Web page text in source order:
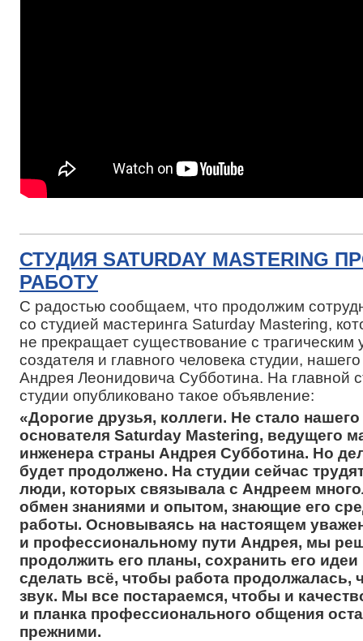
СТУДИЯ SATURDAY MASTERING
РАБОТУ
С радостью сообщаем, что продолжим
со студией мастеринга Saturday Mastering,
не прекращает существование с трагическим
создателя и главного человека студии,
Андрея Леонидовича Субботина. На главной
студии опубликовано такое объявление:
«Дорогие друзья, коллеги. Не стало нашего
основателя Saturday Mastering, ведущего
инженера страны Андрея Субботина. Но
будет продолжено. На студии сейчас
люди, которых связывала с Андреем
обмен знаниями и опытом, знающие его
работы. Основываясь на настоящем
и профессиональному пути Андрея, мы
продолжить его планы, сохранить его
сделать всё, чтобы работа продолжалась,
звук. Мы все постараемся, чтобы и
и планка профессионального общения
прежними.